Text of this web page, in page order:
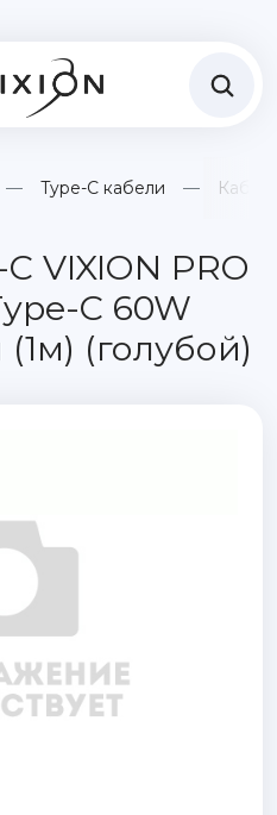
Type-C кабели
VIXION PRO
C 60W
(голубой)